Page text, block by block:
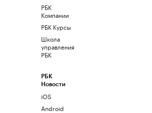
РБК
Компании
РБК Курсы
Школа
управления
РБК
РБК
Новости
iOS
Android